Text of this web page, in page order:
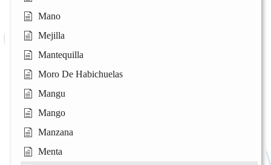
Mano
Mejilla
Mantequilla
Moro De Habichuelas
Mangu
Mango
Manzana
Menta